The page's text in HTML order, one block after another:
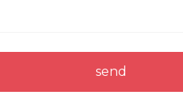
send